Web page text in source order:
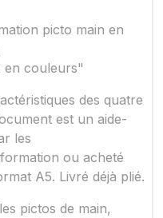
picto main en
en couleurs"
des quatre
est un aide-
les
ou acheté
A5. Livré déjà plié.
pictos de main,